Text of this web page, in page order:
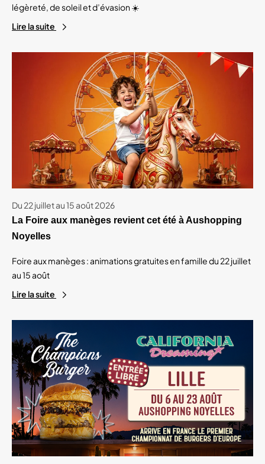
légèreté, de soleil et d’évasion ☀️
Lire la suite
Du 22 juillet au 15 août 2026
La Foire aux manèges revient cet été à Aushopping
Noyelles
Foire aux manèges : animations gratuites en famille du 22 juillet
au 15 août
Lire la suite